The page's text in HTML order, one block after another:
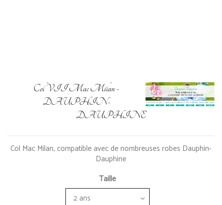
Col VII Mac Milan -
DAUPHIN-
DAUPHINE
Col Mac Milan, compatible avec de nombreuses robes Dauphin-
Dauphine
Taille